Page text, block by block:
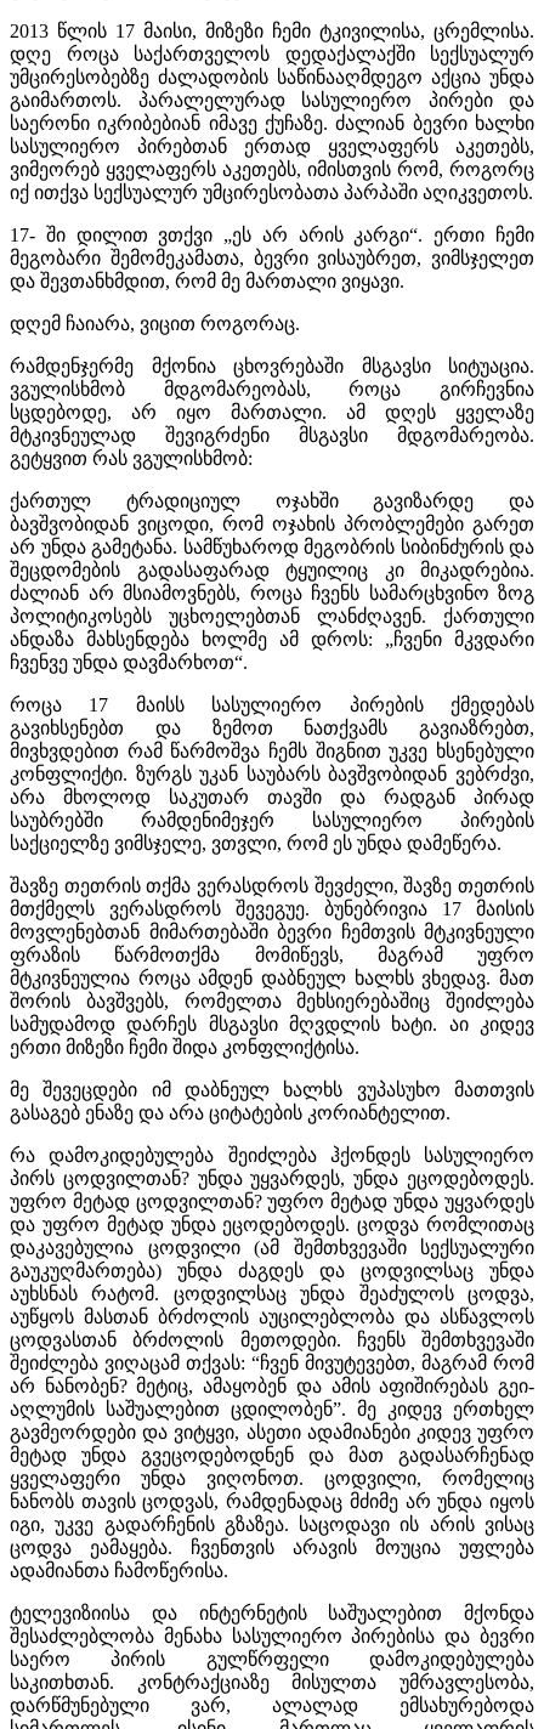
2013 წლის 17 მაისი, მიზეზი ჩემი ტკივილისა, ცრემლისა.
დღე როცა საქართველოს დედაქალაქში სექსუალურ
უმცირესობებზე ძალადობის საწინააღმდეგო აქცია უნდა
გაიმართოს. პარალელურად სასულიერო პირები და
საერონი იკრიბებიან იმავე ქუჩაზე. ძალიან ბევრი ხალხი
სასულიერო პირებთან ერთად ყველაფერს აკეთებს,
ვიმეორებ ყველაფერს აკეთებს, იმისთვის რომ, როგორც
იქ ითქვა სექსუალურ უმცირესობათა პარპაში აღიკვეთოს.
17- ში დილით ვთქვი „ეს არ არის კარგი“. ერთი ჩემი
მეგობარი შემომეკამათა, ბევრი ვისაუბრეთ, ვიმსჯელეთ
და შევთანხმდით, რომ მე მართალი ვიყავი.
დღემ ჩაიარა, ვიცით როგორაც.
რამდენჯერმე მქონია ცხოვრებაში მსგავსი სიტუაცია.
ვგულისხმობ მდგომარეობას, როცა გირჩევნია
სცდებოდე, არ იყო მართალი. ამ დღეს ყველაზე
მტკივნეულად შევიგრძენი მსგავსი მდგომარეობა.
გეტყვით რას ვგულისხმობ:
ქართულ ტრადიციულ ოჯახში გავიზარდე და
ბავშვობიდან ვიცოდი, რომ ოჯახის პრობლემები გარეთ
არ უნდა გამეტანა. სამწუხაროდ მეგობრის სიბინძურის და
შეცდომების გადასაფარად ტყუილიც კი მიკადრებია.
ძალიან არ მსიამოვნებს, როცა ჩვენს სამარცხვინო ზოგ
პოლიტიკოსებს უცხოელებთან ლანძღავენ. ქართული
ანდაზა მახსენდება ხოლმე ამ დროს: „ჩვენი მკვდარი
ჩვენვე უნდა დავმარხოთ“.
როცა 17 მაისს სასულიერო პირების ქმედებას
გავიხსენებთ და ზემოთ ნათქვამს გავიაზრებთ,
მივხვდებით რამ წარმოშვა ჩემს შიგნით უკვე ხსენებული
კონფლიქტი. ზურგს უკან საუბარს ბავშვობიდან ვებრძვი,
არა მხოლოდ საკუთარ თავში და რადგან პირად
საუბრებში რამდენიმეჯერ სასულიერო პირების
საქციელზე ვიმსჯელე, ვთვლი, რომ ეს უნდა დამეწერა.
შავზე თეთრის თქმა ვერასდროს შევძელი, შავზე თეთრის
მთქმელს ვერასდროს შევეგუე. ბუნებრივია 17 მაისის
მოვლენებთან მიმართებაში ბევრი ჩემთვის მტკივნეული
ფრაზის წარმოთქმა მომიწევს, მაგრამ უფრო
მტკივნეულია როცა ამდენ დაბნეულ ხალხს ვხედავ. მათ
შორის ბავშვებს, რომელთა მეხსიერებაშიც შეიძლება
სამუდამოდ დარჩეს მსგავსი მღვდლის ხატი. აი კიდევ
ერთი მიზეზი ჩემი შიდა კონფლიქტისა.
მე შევეცდები იმ დაბნეულ ხალხს ვუპასუხო მათთვის
გასაგებ ენაზე და არა ციტატების კორიანტელით.
რა დამოკიდებულება შეიძლება ჰქონდეს სასულიერო
პირს ცოდვილთან? უნდა უყვარდეს, უნდა ეცოდებოდეს.
უფრო მეტად ცოდვილთან? უფრო მეტად უნდა უყვარდეს
და უფრო მეტად უნდა ეცოდებოდეს. ცოდვა რომლითაც
დაკავებულია ცოდვილი (ამ შემთხვევაში სექსუალური
გაუკუღმართება) უნდა ძაგდეს და ცოდვილსაც უნდა
აუხსნას რატომ. ცოდვილსაც უნდა შეაძულოს ცოდვა,
აუწყოს მასთან ბრძოლის აუცილებლობა და ასწავლოს
ცოდვასთან ბრძოლის მეთოდები. ჩვენს შემთხვევაში
შეიძლება ვიღაცამ თქვას: “ჩვენ მივუტევებთ, მაგრამ რომ
არ ნანობენ? მეტიც, ამაყობენ და ამის აფიშირებას გეი-
აღლუმის საშუალებით ცდილობენ”. მე კიდევ ერთხელ
გავმეორდები და ვიტყვი, ასეთი ადამიანები კიდევ უფრო
მეტად უნდა გვეცოდებოდნენ და მათ გადასარჩენად
ყველაფერი უნდა ვიღონოთ. ცოდვილი, რომელიც
ნანობს თავის ცოდვას, რამდენადაც მძიმე არ უნდა იყოს
იგი, უკვე გადარჩენის გზაზეა. საცოდავი ის არის ვისაც
ცოდვა ეამაყება. ჩვენთვის არავის მოუცია უფლება
ადამიანთა ჩამოწერისა.
ტელევიზიისა და ინტერნეტის საშუალებით მქონდა
შესაძლებლობა მენახა სასულიერო პირებისა და ბევრი
საერო პირის გულწრფელი დამოკიდებულება
საკითხთან. კონტრაქციაზე მისულთა უმრავლესობა,
დარწმუნებული ვარ, ალალად ემსახურებოდა